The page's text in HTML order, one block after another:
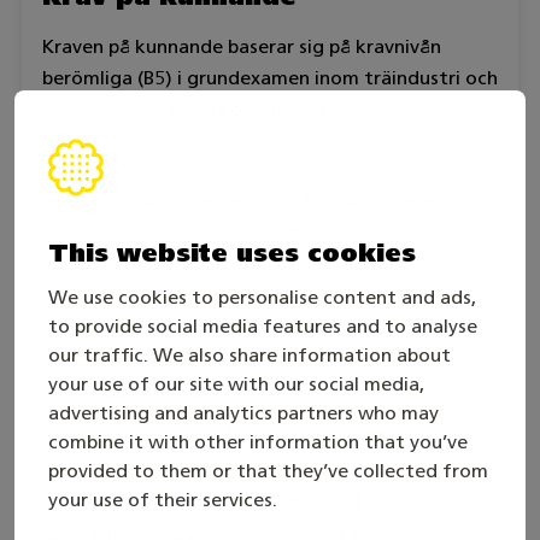
This website uses cookies
We use cookies to personalise content and ads,
to provide social media features and to analyse
our traffic. We also share information about
your use of our site with our social media,
advertising and analytics partners who may
combine it with other information that you’ve
provided to them or that they’ve collected from
your use of their services.
Kraven på kunnande baserar sig på kravnivån
berömliga (B5) i grundexamen inom träindustri och
En framgångsrik tävlande behärskar följande
innehåll i grundexamen inom träindustri eller
arbeten för maskinbearbetning, beslagning,
montering och slutbearbetning inom
möbelindustrin
planering av tillverkningen
grunderna i CNC-programmering,
arbetsritningar och -
bestämmelserkundinriktad